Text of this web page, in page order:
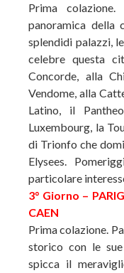
Prima
panoramica della
splendidi palazzi,
celebre questa
Concorde, alla
Vendome, alla
Latino, il
Luxembourg, la
di Trionfo che
Elysees.
particolare
3° Giorno –
CAEN
Prima colazione.
storico con le
spicca il